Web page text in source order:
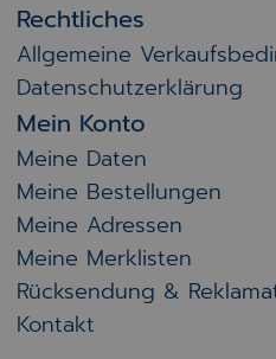
Rechtliches
Allgemeine
Datenschutzerklärung
Mein Konto
Meine Daten
Meine Bestellungen
Meine Adressen
Meine Merklisten
Rücksendung &
Kontakt